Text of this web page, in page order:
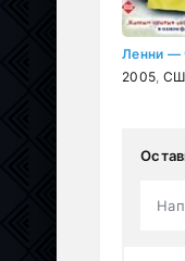
2005